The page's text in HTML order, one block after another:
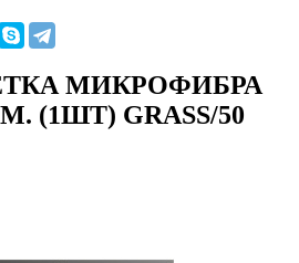
МИКРОФИБРА
(1ШТ) GRASS/50